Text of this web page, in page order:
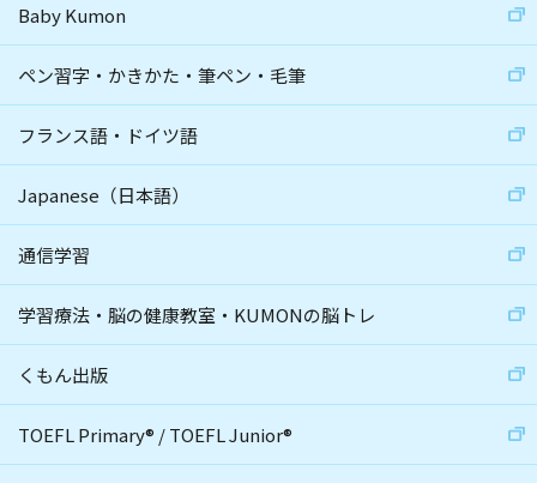
Baby Kumon
ペン習字・かきかた・筆ペン・毛筆
フランス語・ドイツ語
Japanese（日本語）
通信学習
学習療法・脳の健康教室・KUMONの脳トレ
くもん出版
TOEFL Primary® /TOEFL Junior®